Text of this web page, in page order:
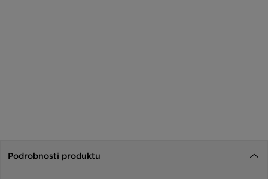
Podrobnosti produktu